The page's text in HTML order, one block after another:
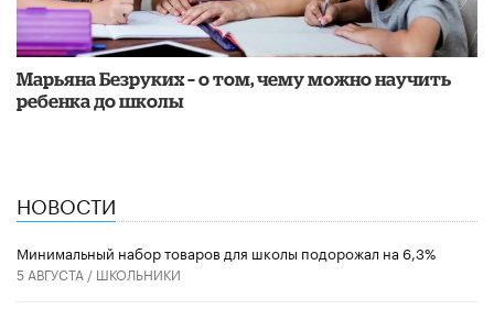
Марьяна Безруких – о том, чему можно научить
ребенка до школы
НОВОСТИ
Минимальный набор товаров для школы подорожал на 6,3%
5 АВГУСТА / ШКОЛЬНИКИ